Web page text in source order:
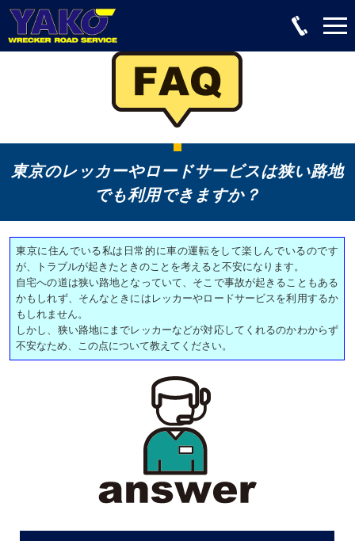
東京のレッカーやロードサービスは狭い路地
でも利用できますか？
東京に住んでいる私は日常的に車の運転をして楽しんでいるのです
が、トラブルが起きたときのことを考えると不安になります。
自宅への道は狭い路地となっていて、そこで事故が起きることもある
かもしれず、そんなときにはレッカーやロードサービスを利用するか
もしれません。
しかし、狭い路地にまでレッカーなどが対応してくれるのかわからず
不安なため、この点について教えてください。